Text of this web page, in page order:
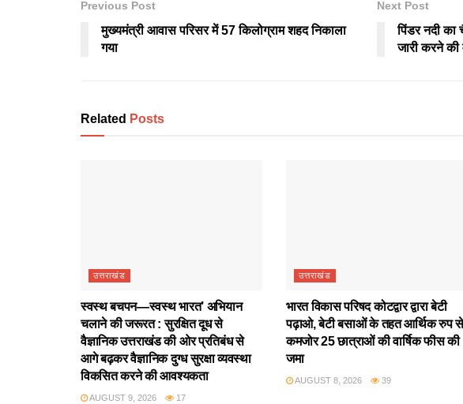
Previous Post
मुख्यमंत्री आवास परिसर में 57 किलोग्राम शहद निकाला
गया
Next Post
पिंडर नदी
जारी करने की
Related Posts
उत्तराखंड
स्वस्थ बचपन—स्वस्थ भारत’ अभियान
चलाने की जरूरत : सुरक्षित दूध से
वैज्ञानिक उत्तराखंड की ओर प्रतिबंध से
आगे बढ़कर वैज्ञानिक दुग्ध सुरक्षा व्यवस्था
विकसित करने की आवश्यकता
AUGUST 9, 2026 17
उत्तराखंड
भारत विकास परिषद कोटद्वार द्वारा बेटी
पढ़ाओ, बेटी बसाओं के तहत आर्थिक रुप से
कमजोर 25 छात्राओं की वार्षिक फीस की
जमा
AUGUST 8, 2026 39